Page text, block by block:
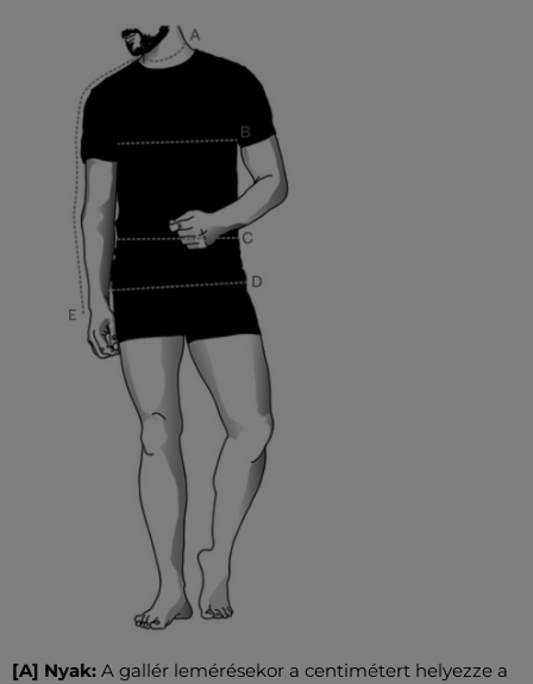
[A] Nyak: A gallér lemérésekor a centimétert helyezze a